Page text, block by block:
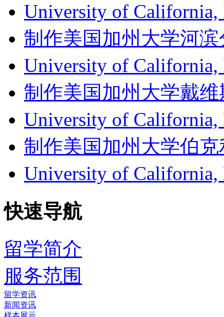
University of
制作美国加州大学河
University of
制作美国加州大学戴
University of
制作美国加州大学伯
University of
快速导航
留学简介
服务范围
留学资讯
新闻资讯
样本展示